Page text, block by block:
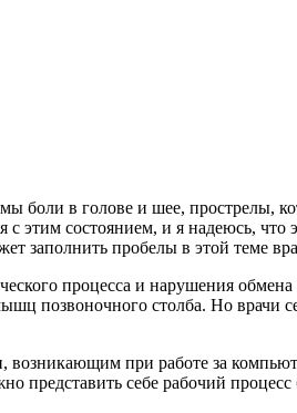
боли в голове и шее, прострелы,
состоянием, и я надеюсь, что
заполнить пробелы в этой теме
процесса и нарушения
позвоночного столба. Но врачи
при работе за
представить себе рабочий